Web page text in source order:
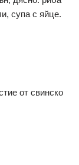
супа с яйце.
от свинско